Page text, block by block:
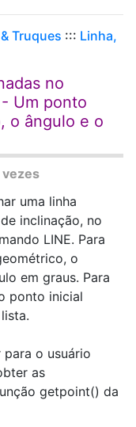
Truques ::: Linha,
no
Um ponto
o ângulo e o
uma linha
inclinação, no
LINE. Para
o
em graus. Para
ponto inicial
o usuário
as
getpoint() da